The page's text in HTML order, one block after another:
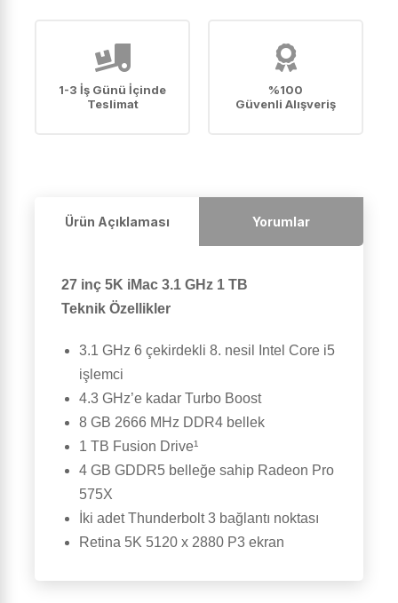
1-3 İş Günü İçinde
Teslimat
%100
Güvenli Alışveriş
Ürün Açıklaması Yorumlar
27 inç 5K iMac 3.1 GHz 1 TB
Teknik Özellikler
3.1 GHz 6 çekirdekli 8. nesil Intel Core i5
işlemci
4.3 GHz’e kadar Turbo Boost
8 GB 2666 MHz DDR4 bellek
1 TB Fusion Drive¹
4 GB GDDR5 belleğe sahip Radeon Pro
575X
İki adet Thunderbolt 3 bağlantı noktası
Retina 5K 5120 x 2880 P3 ekran